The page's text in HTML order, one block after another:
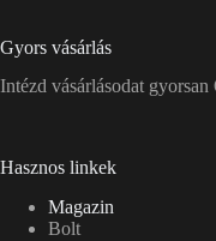
Gyors vásárlás
Intézd vásárlásodat
Hasznos linkek
Magazin
Bolt